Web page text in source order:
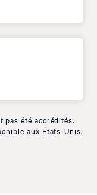
pas été accrédités.
aux États-Unis.